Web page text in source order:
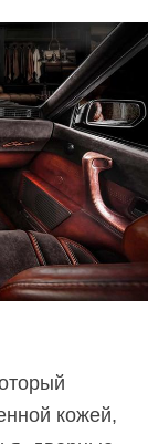
кожей,